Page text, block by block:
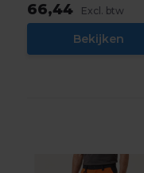
66,44 Excl. btw
Bekijken